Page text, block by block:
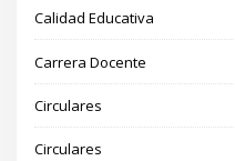
Calidad Educativa
Carrera Docente
Circulares
Circulares